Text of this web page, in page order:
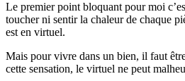
Le premier point bloquant pour moi
toucher ni sentir la chaleur de chaque
est en virtuel.
Mais pour vivre dans un bien, il faut
cette sensation, le virtuel ne peut